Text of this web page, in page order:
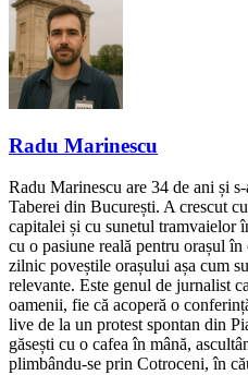
Radu Marinescu
Radu Marinescu are 34 de ani și
Taberei din București. A crescut
capitalei și cu sunetul tramvaielor
cu o pasiune reală pentru orașul
zilnic poveștile orașului așa cum
relevante. Este genul de jurnalist
oamenii, fie că acoperă o
live de la un protest spontan din
găsești cu o cafea în mână,
plimbându-se prin Cotroceni, în